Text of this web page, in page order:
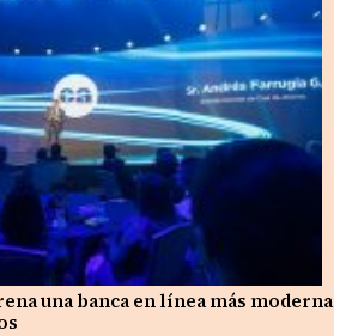
una banca en línea más moderna